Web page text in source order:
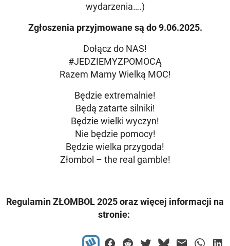
wydarzenia….)
Zgłoszenia przyjmowane są do 9.06.2025.
Dołącz do NAS!
#JEDZIEMYZPOMOCĄ
Razem Mamy Wielką MOC!
Będzie extremalnie!
Będą zatarte silniki!
Będzie wielki wyczyn!
Nie będzie pomocy!
Będzie wielka przygoda!
Złombol – the real gamble!
Regulamin ZŁOMBOL 2025 oraz więcej informacji na
stronie: